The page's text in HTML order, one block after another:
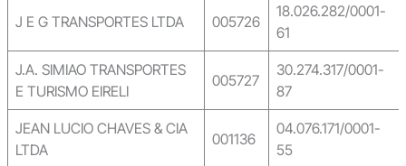
J E G TRANSPORTES LTDA 005726
18.026.282/0001-
61
J.A. SIMIAO TRANSPORTES
E TURISMO EIRELI
005727
30.274.317/0001-
87
JEAN LUCIO CHAVES & CIA
LTDA
001136
04.076.171/0001-
55